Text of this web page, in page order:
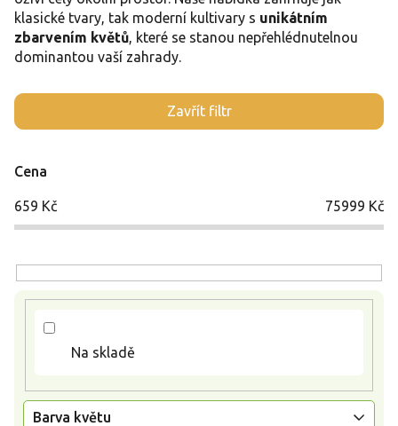
klasické tvary, tak moderní kultivary s unikátním
zbarvením květů , které se stanou nepřehlédnutelnou
dominantou vaší zahrady.
Zavřít filtr
Cena
659 Kč 75999 Kč
Na skladě
Barva květu
V
ý
s
p
u